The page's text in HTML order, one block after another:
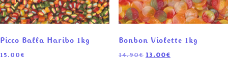
Picco Balla Haribo 1kg
15.00€
Bonbon Violette 1kg
14.90€ 13.00€